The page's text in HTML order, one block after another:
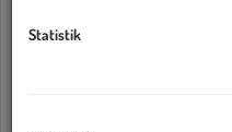
Vermarktungsart
Statistik